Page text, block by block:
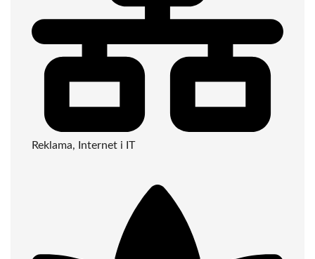
Reklama, Internet i IT